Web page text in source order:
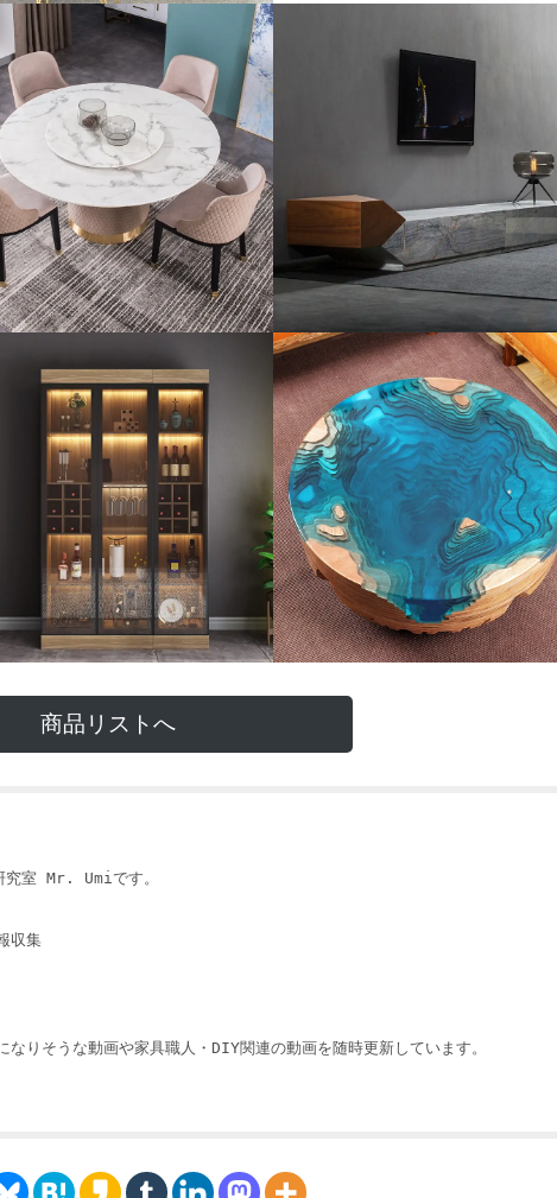
商品リストへ
究室 Mr. Umiです。
収集
りそうな動画や家具職人・DIY関連の動画を随時更新しています。